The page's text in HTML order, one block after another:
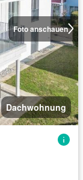
Foto anschauen
Dachwohnung